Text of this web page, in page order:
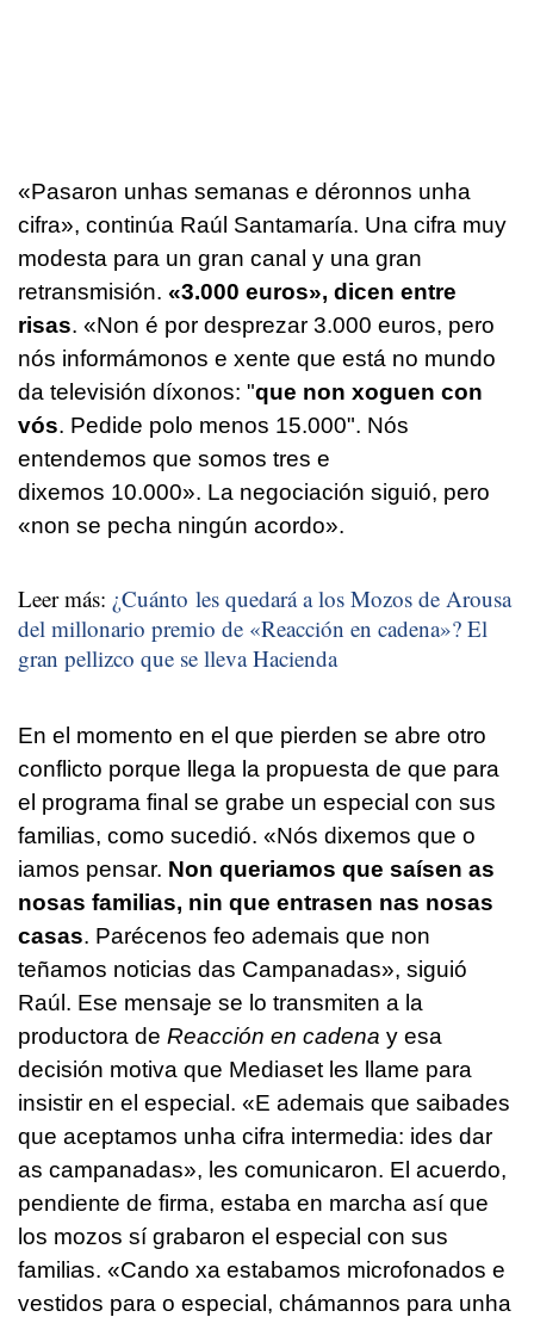
«Pasaron unhas semanas e déronnos unha
cifra», continúa Raúl Santamaría. Una cifra muy
modesta para un gran canal y una gran
retransmisión. «3.000 euros», dicen entre
risas. «Non é por desprezar 3.000 euros, pero
nós informámonos e xente que está no mundo
da televisión díxonos: "que non xoguen con
vós. Pedide polo menos 15.000". Nós
entendemos que somos tres e
dixemos 10.000». La negociación siguió, pero
«non se pecha ningún acordo».
Leer más: ¿Cuánto les quedará a los Mozos de Arousa
del millonario premio de «Reacción en cadena»? El
gran pellizco que se lleva Hacienda
En el momento en el que pierden se abre otro
conflicto porque llega la propuesta de que para
el programa final se grabe un especial con sus
familias, como sucedió. «Nós dixemos que o
iamos pensar. Non queriamos que saísen as
nosas familias, nin que entrasen nas nosas
casas. Parécenos feo ademais que non
teñamos noticias das Campanadas», siguió
Raúl. Ese mensaje se lo transmiten a la
productora de Reacción en cadena y esa
decisión motiva que Mediaset les llame para
insistir en el especial. «E ademais que saibades
que aceptamos unha cifra intermedia: ides dar
as campanadas», les comunicaron. El acuerdo,
pendiente de firma, estaba en marcha así que
los mozos sí grabaron el especial con sus
familias. «Cando xa estabamos microfonados e
vestidos para o especial, chámannos para unha